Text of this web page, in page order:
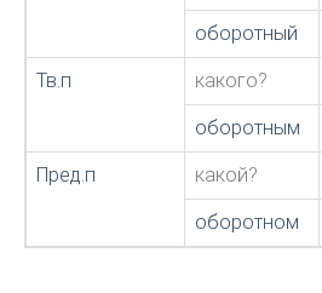
оборотный
Тв.п какого?
оборотным
Пред.п какой?
оборотном